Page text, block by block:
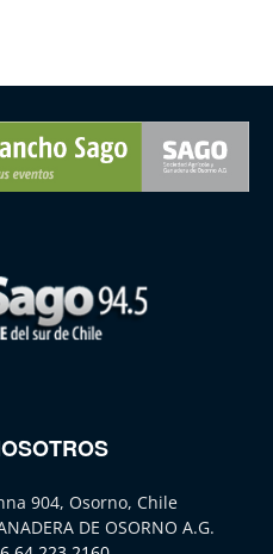
904, Osorno, Chile
DE OSORNO A.G.